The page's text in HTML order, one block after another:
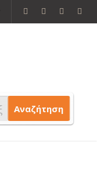
Αναζήτηση